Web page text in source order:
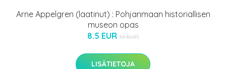
Arne Appelgren (laatinut) : Pohjanmaan historiallisen
museon opas
8.5 EUR 10 EUR
LISÄTIETOJA